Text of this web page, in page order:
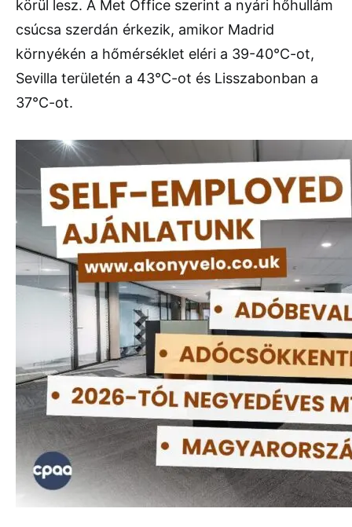
körül lesz. A Met Office szerint a nyári hőhullám
csúcsa szerdán érkezik, amikor Madrid
környékén a hőmérséklet eléri a 39-40°C-ot,
Sevilla területén a 43°C-ot és Lisszabonban a
37°C-ot.